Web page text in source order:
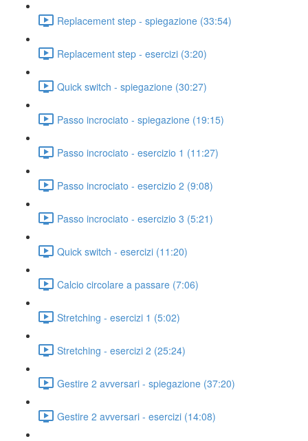
Replacement step - spiegazione (33:54)
Replacement step - esercizi (3:20)
Quick switch - spiegazione (30:27)
Passo incrociato - spiegazione (19:15)
Passo incrociato - esercizio 1 (11:27)
Passo incrociato - esercizio 2 (9:08)
Passo incrociato - esercizio 3 (5:21)
Quick switch - esercizi (11:20)
Calcio circolare a passare (7:06)
Stretching - esercizi 1 (5:02)
Stretching - esercizi 2 (25:24)
Gestire 2 avversari - spiegazione (37:20)
Gestire 2 avversari - esercizi (14:08)